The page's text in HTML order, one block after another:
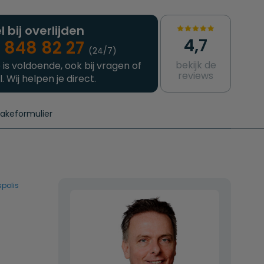
bij overlijden
82 27 (24/7)
voldoende, ook bij vragen of
Wij helpen je direct.
4,7
bekijk de
reviews